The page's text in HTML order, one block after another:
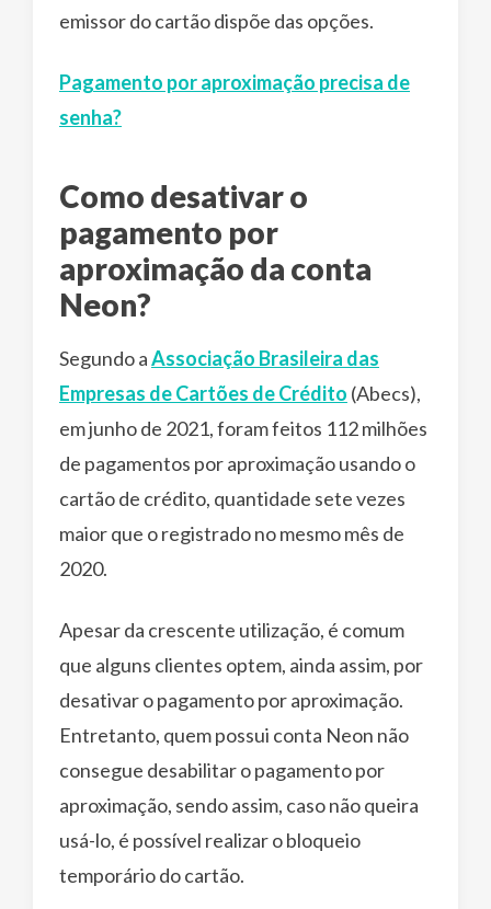
emissor do cartão dispõe das opções.
Pagamento por aproximação precisa de
senha?
Como desativar o
pagamento por
aproximação da conta
Neon?
Segundo aAssociação Brasileira das
Empresas de Cartões de Crédito (Abecs),
em junho de 2021, foram feitos 112 milhões
de pagamentos por aproximação usando o
cartão de crédito, quantidade sete vezes
maior que o registrado no mesmo mês de
2020.
Apesar da crescente utilização, é comum
que alguns clientes optem, ainda assim, por
desativar o pagamento por aproximação.
Entretanto, quem possui conta Neon não
consegue desabilitar o pagamento por
aproximação, sendo assim, caso não queira
usá-lo, é possível realizar o bloqueio
temporário do cartão.